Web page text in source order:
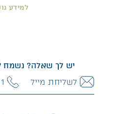
למידע
יש לך שאלה? נשמח
לשליחת מייל